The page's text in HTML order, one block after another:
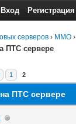
Вход Регистрация
серверов › MMO ›
ПТС сервере
1 2
ПТС сервере